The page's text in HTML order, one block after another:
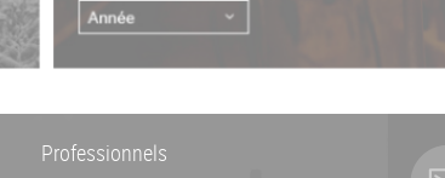
Professionnels